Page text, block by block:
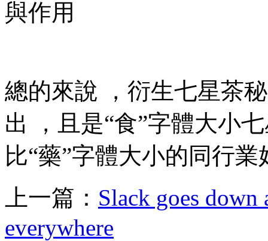
總的來說 ，衍生七星
出 ，且是“食”字體大小
比“藥”字體大小的同行業好
上一篇： Slack goes
everywhere